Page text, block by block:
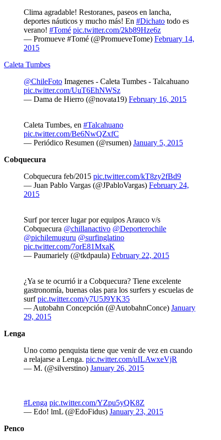
Clima agradable! Restoranes, paseos en lancha,
deportes náuticos y mucho más! En #Dichato todo es
verano! #Tomé pic.twitter.com/2kb89Hze6z
— Promueve #Tomé (@PromueveTome) February 14,
2015
Caleta Tumbes
@ChileFoto Imagenes - Caleta Tumbes - Talcahuano
pic.twitter.com/UuT6EhNWSz
— Dama de Hierro (@novata19) February 16, 2015
Caleta Tumbes, en #Talcahuano
pic.twitter.com/Be6NwQZxfC
— Periódico Resumen (@rsumen) January 5, 2015
Cobquecura
Cobquecura feb/2015 pic.twitter.com/kT8zy2fBd9
— Juan Pablo Vargas (@JPabloVargas) February 24,
2015
Surf por tercer lugar por equipos Arauco v/s
Cobquecura @chillanactivo @Deporterochile
@pichilemuguru @surfinglatino
pic.twitter.com/7orE81MxaK
— Paumariely (@tkdpaula) February 22, 2015
¿Ya se te ocurrió ir a Cobquecura? Tiene excelente
gastronomía, buenas olas para los surfers y escuelas de
surfpic.twitter.com/y7U5J9YK35
— Autobahn Concepción (@AutobahnConce) January
29, 2015
Lenga
Uno como penquista tiene que venir de vez en cuando
a relajarse a Lenga. pic.twitter.com/uILAwxeVjR
— M. (@silverstino) January 26, 2015
#Lenga pic.twitter.com/YZpu5yQK8Z
— Edo! lmL (@EdoFidus) January 23, 2015
Penco